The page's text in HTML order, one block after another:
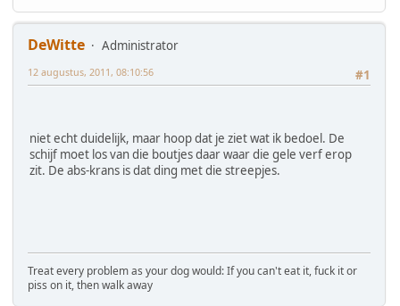
DeWitte
Administrator
#1
12 augustus, 2011, 08:10:56
niet echt duidelijk, maar hoop dat je ziet wat ik bedoel. De
schijf moet los van die boutjes daar waar die gele verf erop
zit. De abs-krans is dat ding met die streepjes.
Treat every problem as your dog would: If you can't eat it, fuck it or
piss on it, then walk away